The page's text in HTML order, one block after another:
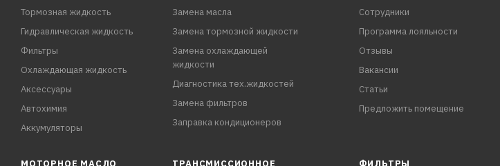
Тормозная жидкость
Гидравлическая жидкость
Фильтры
Охлаждающая жидкость
Аксессуары
Автохимия
Аккумуляторы
Замена масла
Замена тормозной жидкости
Замена охлаждающей
жидкости
Диагностика тех.жидкостей
Замена фильтров
Заправка кондиционеров
Сотрудники
Программа лояльности
Отзывы
Вакансии
Статьи
Предложить помещение
МОТОРНОЕ МАСЛО
ТРАНСМИССИОННОЕ
ФИЛЬТРЫ